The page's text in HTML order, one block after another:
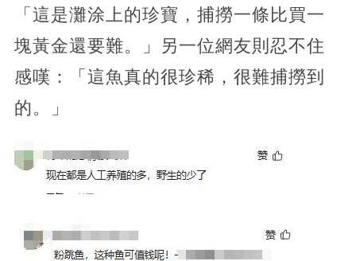
「這是灘涂上的珍寶，捕撈一條比買一
塊黃金還要難。」另一位網友則忍不住
感嘆：「這魚真的很珍稀，很難捕撈到
的。」